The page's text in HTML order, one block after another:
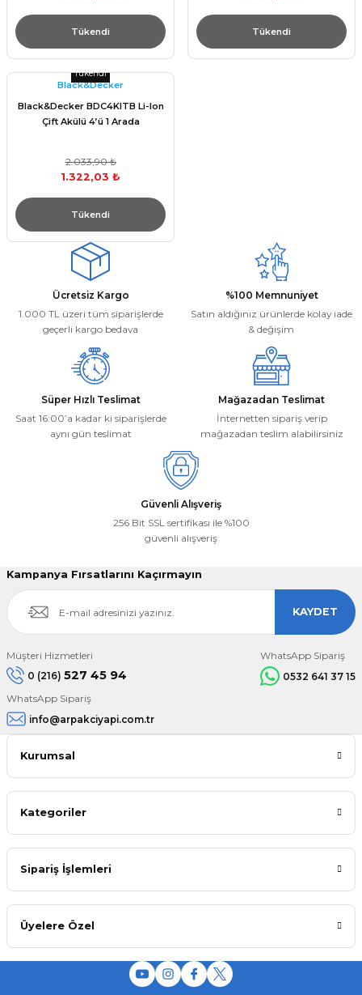
Tükendi Tükendi
Tükendi
Black&Decker
Black&Decker BDC4KITB Li-Ion
Çift Akülü 4’ü 1 Arada
2.033,90 ₺
1.322,03 ₺
Tükendi
Ücretsiz Kargo
1.000 TL üzeri tüm siparişlerde
geçerli kargo bedava
%100 Memnuniyet
Satın aldığınız ürünlerde kolay iade
& değişim
Süper Hızlı Teslimat
Saat 16:00’a kadar ki siparişlerde
aynı gün teslimat
Mağazadan Teslimat
İnternetten sipariş verip
mağazadan teslim alabilirsiniz
Güvenli Alışveriş
256 Bit SSL sertifikası ile %100
güvenli alışveriş
Kampanya Fırsatlarını Kaçırmayın
KAYDET
Müşteri Hizmetleri
0 (216) 527 45 94
WhatsApp Sipariş
0532 641 37 15
WhatsApp Sipariş
info@arpakciyapi.com.tr
Kurumsal
Kategoriler
Sipariş İşlemleri
Üyelere Özel